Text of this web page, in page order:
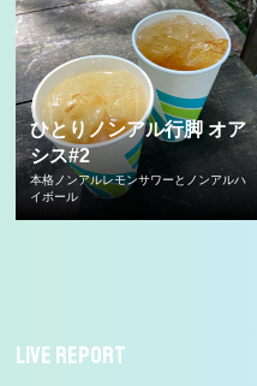
ひとりノンアル行脚 オア
シス#2
本格ノンアルレモンサワーとノンアルハ
イボール
LIVE REPORT